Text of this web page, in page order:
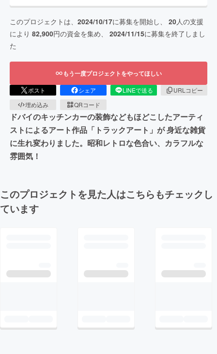
このプロジェクトは、 2024/10/17に募集を開始し、 20人の支援
により 82,900円の資金を集め、 2024/11/15に募集を終了しまし
た
もう一度プロジェクトをやってほしい
ポスト シェア LINEで送る
URLコピー
埋め込み
QRコード
ドバイのキッチンカーの装飾などもほどこしたアーティ
ストによるアート作品「トラックアート」が 身近な雑貨
に生れ変わりました。昭和レトロな色合い、カラフルな
雰囲気！
このプロジェクトを見た人はこちらもチェックし
ています